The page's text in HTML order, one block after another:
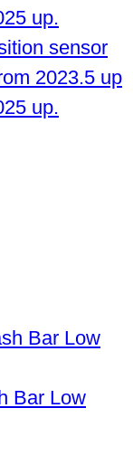
sensor
2023.5 up
up.
Bar Low